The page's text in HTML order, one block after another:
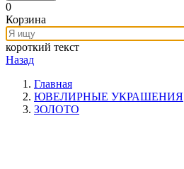
0
Корзина
короткий текст
Назад
Главная
ЮВЕЛИРНЫЕ УКРАШЕНИЯ
ЗОЛОТО